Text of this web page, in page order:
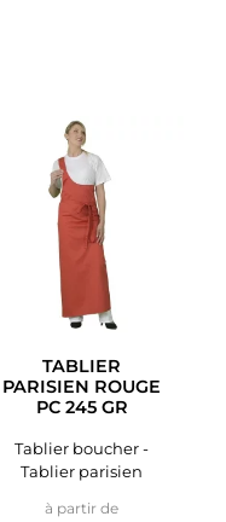
TABLIER
PARISIEN ROUGE
PC 245 GR
Tablier boucher -
Tablier parisien
à partir dePrix